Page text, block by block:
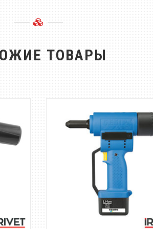
ТОВАРЫ
Аккумуляторный
установки вытяжных